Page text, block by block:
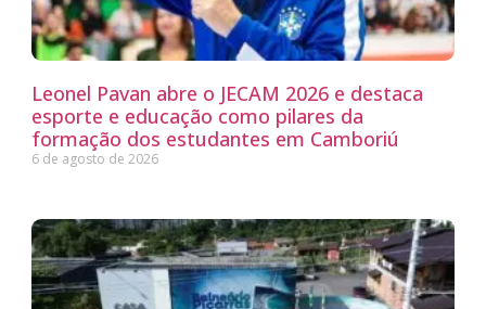
Leonel Pavan abre o JECAM 2026 e destaca
esporte e educação como pilares da
formação dos estudantes em Camboriú
6 de agosto de 2026